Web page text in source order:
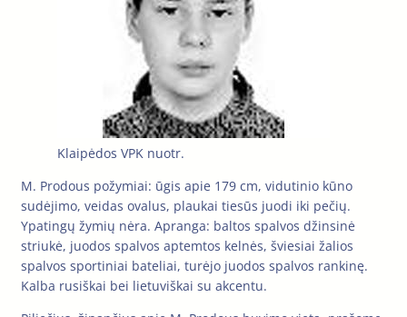
Klaipėdos VPK nuotr.
M. Prodous požymiai: ūgis apie 179 cm, vidutinio kūno
sudėjimo, veidas ovalus, plaukai tiesūs juodi iki pečių.
Ypatingų žymių nėra. Apranga: baltos spalvos džinsinė
striukė, juodos spalvos aptemtos kelnės, šviesiai žalios
spalvos sportiniai bateliai, turėjo juodos spalvos rankinę.
Kalba rusiškai bei lietuviškai su akcentu.